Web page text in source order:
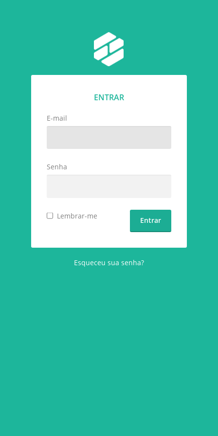
ENTRAR
E-mail
Senha
Lembrar-me
Esqueceu sua senha?